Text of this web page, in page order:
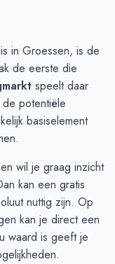
in Groessen, is de
de eerste die
speelt daar
potentiële
basiselement
wil je graag inzicht
kan een gratis
nuttig zijn. Op
kan je direct een
waard is geeft je